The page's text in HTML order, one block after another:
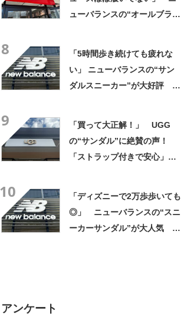
ューバランスの“オールブラッ
8
「5時間歩き続けても疲れな
い」 ニューバランスの“サン
ダルスニーカー”が大好評
9
「買って大正解！」 UGG
の“サンダル”に絶賛の声！
「ストラップ付きで安心」
10
「ディズニーで2万歩歩いても
◎」 ニューバランスの“スニ
ーカーサンダル”が大人気
アンケート